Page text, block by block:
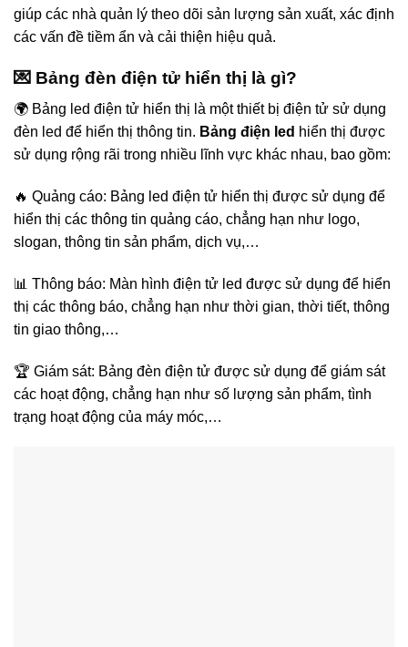
giúp các nhà quản lý theo dõi sản lượng sản xuất, xác định
các vấn đề tiềm ẩn và cải thiện hiệu quả.
💌 Bảng đèn điện tử hiển thị là gì?
🌍 Bảng led điện tử hiển thị là một thiết bị điện tử sử dụng
đèn led để hiển thị thông tin. Bảng điện led hiển thị được
sử dụng rộng rãi trong nhiều lĩnh vực khác nhau, bao gồm:
🔥 Quảng cáo: Bảng led điện tử hiển thị được sử dụng để
hiển thị các thông tin quảng cáo, chẳng hạn như logo,
slogan, thông tin sản phẩm, dịch vụ,…
📊 Thông báo: Màn hình điện tử led được sử dụng để hiển
thị các thông báo, chẳng hạn như thời gian, thời tiết, thông
tin giao thông,…
🏆 Giám sát: Bảng đèn điện tử được sử dụng để giám sát
các hoạt động, chẳng hạn như số lượng sản phẩm, tình
trạng hoạt động của máy móc,…